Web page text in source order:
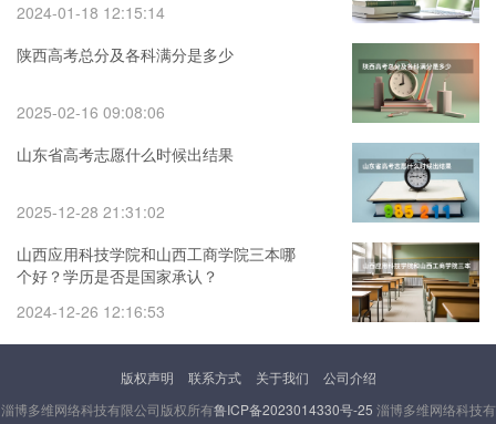
2024-01-18 12:15:14
陕西高考总分及各科满分是多少
2025-02-16 09:08:06
山东省高考志愿什么时候出结果
2025-12-28 21:31:02
山西应用科技学院和山西工商学院三本哪
个好？学历是否是国家承认？
2024-12-26 12:16:53
版权声明 联系方式 关于我们
公司介绍
淄博多维网络科技有限公司版权所有鲁ICP备2023014330号-25 淄博多维网络科技有